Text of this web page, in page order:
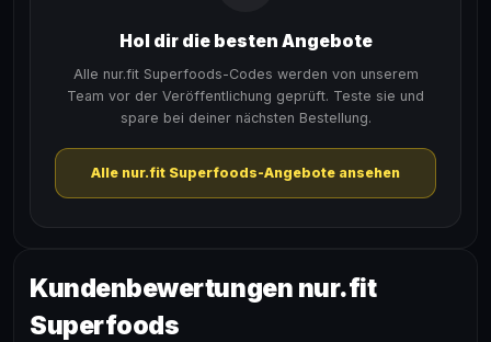
Hol dir die besten Angebote
Alle nur.fit Superfoods-Codes werden von unserem
Team vor der Veröffentlichung geprüft. Teste sie und
spare bei deiner nächsten Bestellung.
Alle nur.fit Superfoods-Angebote ansehen
Kundenbewertungen nur.fit
Superfoods